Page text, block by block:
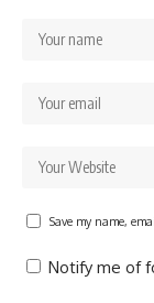
Save my name,
Notify me of